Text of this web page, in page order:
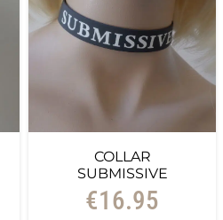
COLLAR
SUBMISSIVE
€16.95